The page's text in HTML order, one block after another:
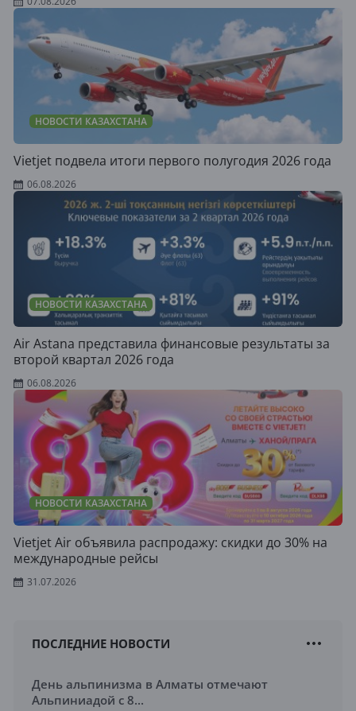
НОВОСТИ КАЗАХСТАНА
Vietjet подвела итоги первого полугодия 2026 года
06.08.2026
НОВОСТИ КАЗАХСТАНА
Air Astana представила финансовые результаты за
второй квартал 2026 года
06.08.2026
НОВОСТИ КАЗАХСТАНА
Vietjet Air объявила распродажу: скидки до 30% на
международные рейсы
31.07.2026
ПОСЛЕДНИЕ НОВОСТИ
День альпинизма в Алматы отмечают
Альпиниадой с 8...